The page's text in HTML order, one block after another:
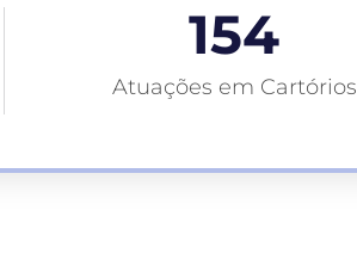
Atuações em Cartórios
154